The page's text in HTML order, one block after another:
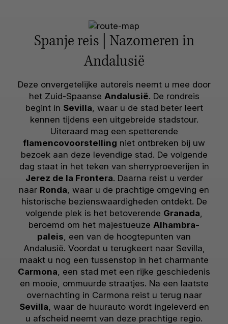
Spanje reis | Nazomeren in
Andalusië
Deze onvergetelijke autoreis neemt u mee door
het Zuid-Spaanse Andalusië. De rondreis
begint in Sevilla, waar u de stad beter leert
kennen tijdens een uitgebreide stadstour.
Uiteraard mag een spetterende
flamencovoorstelling niet ontbreken bij uw
bezoek aan deze levendige stad. De volgende
dag staat in het teken van sherryproeverijen in
Jerez de la Frontera. Daarna reist u verder
naar Ronda, waar u de prachtige omgeving en
historische bezienswaardigheden ontdekt. De
volgende plek is het betoverende Granada,
beroemd om het majestueuze Alhambra-
paleis, een van de hoogtepunten van
Andalusië. Voordat u terugkeert naar Sevilla,
maakt u nog een tussenstop in het charmante
Carmona, een stad met een rijke geschiedenis
en mooie, ommuurde straatjes. Na een laatste
overnachting in Carmona reist u terug naar
Sevilla, waar de huurauto wordt ingeleverd en
u afscheid neemt van deze prachtige regio.